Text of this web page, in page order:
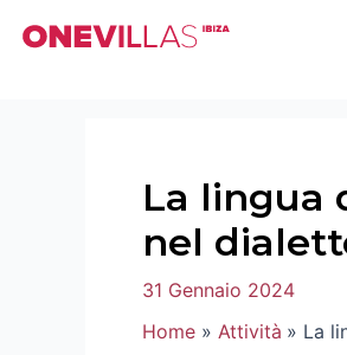
La lingua
nel
31 Gennaio 2024
Home
Attività
La
articoli